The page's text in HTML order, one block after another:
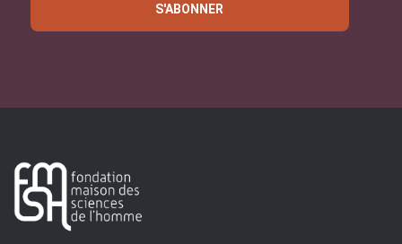
S'ABONNER